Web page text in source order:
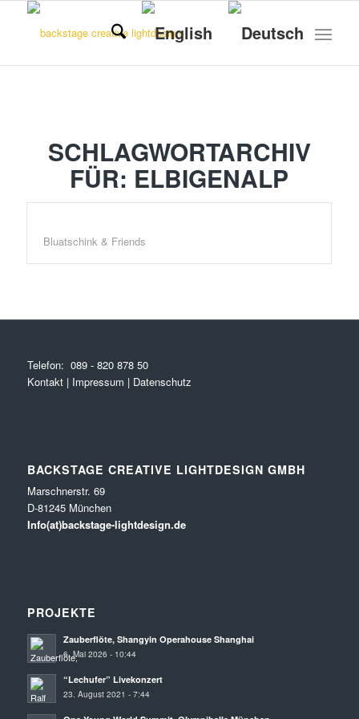
SCHLAGWORTARCHIV
FÜR: ELBIGENALP
Bluatschink & Friends
Telefon: 089 - 820 878 50
Kontakt| Impressum | Datenschutz
BACKSTAGE CREATIVE LIGHTDESIGN GMBH
Marschnerstr. 69
D-81245 München
Info(at)backstage-lightdesign.de
PROJEKTE
Zauberflöte, Shangyin Operahouse Shanghai
6. Mai 2026 - 10:44
“Lechufer” Livekonzert
23. August 2021 - 7:44